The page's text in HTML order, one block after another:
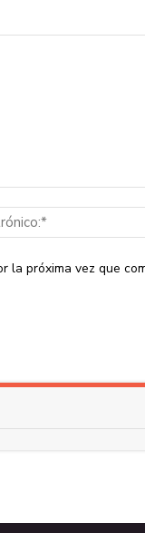
la próxima vez que